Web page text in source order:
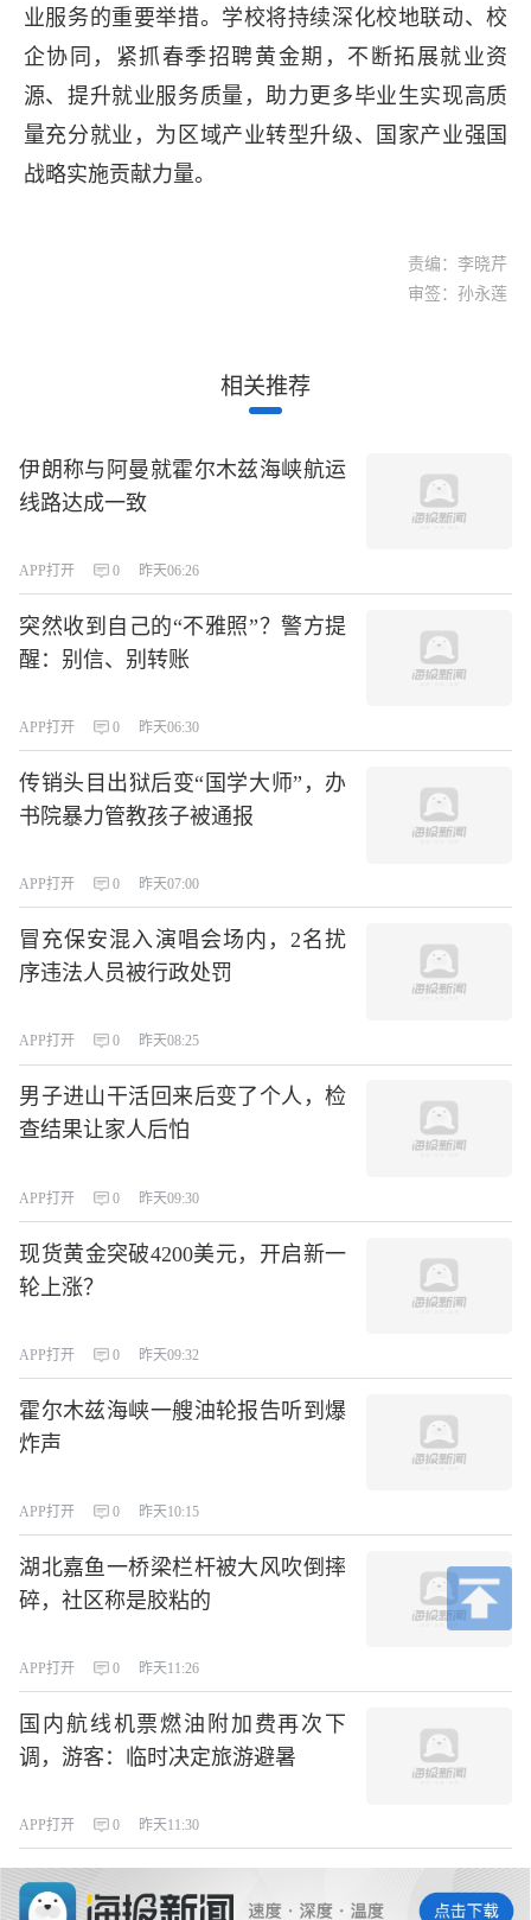
业服务的重要举措。学校将持续深化校地联动、校
企协同，紧抓春季招聘黄金期，不断拓展就业资
源、提升就业服务质量，助力更多毕业生实现高质
量充分就业，为区域产业转型升级、国家产业强国
战略实施贡献力量。
责编：李晓芹
审签：孙永莲
相关推荐
伊朗称与阿曼就霍尔木兹海峡航运
线路达成一致
APP打开 0 昨天06:26
突然收到自己的“不雅照”？警方提
醒：别信、别转账
APP打开 0 昨天06:30
传销头目出狱后变“国学大师”，办
书院暴力管教孩子被通报
APP打开 0 昨天07:00
冒充保安混入演唱会场内，2名扰
序违法人员被行政处罚
APP打开 0 昨天08:25
男子进山干活回来后变了个人，检
查结果让家人后怕
APP打开 0 昨天09:30
现货黄金突破4200美元，开启新一
轮上涨？
APP打开 0 昨天09:32
霍尔木兹海峡一艘油轮报告听到爆
炸声
APP打开 0 昨天10:15
湖北嘉鱼一桥梁栏杆被大风吹倒摔
碎，社区称是胶粘的
APP打开 0 昨天11:26
国内航线机票燃油附加费再次下
调，游客：临时决定旅游避暑
APP打开 0 昨天11:30